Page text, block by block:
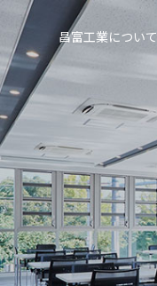
昌富工業について